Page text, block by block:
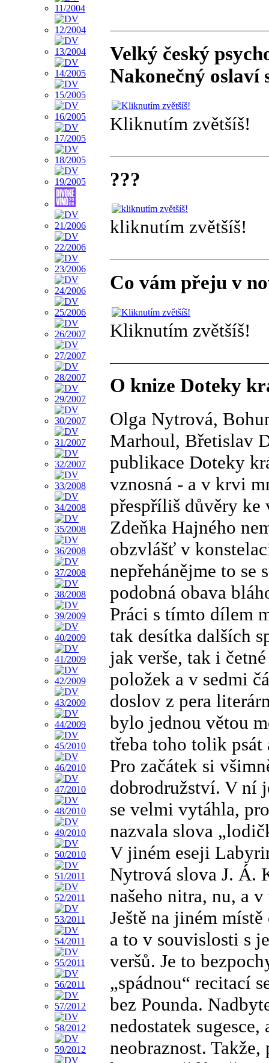
Velký český
Nakonečný oslaví
Kliknutím zvětšíš!
???
kliknutím zvětšíš!
Co vám přeju v
Kliknutím zvětšíš!
O knize Doteky
Olga Nytrová,
Marhoul, Břetislav
publikace Doteky
vznosná - a v krvi
přespříliš důvěry ke
Zdeňka Hajného
obzvlášť v
nepřehánějme to se
podobná obava
Práci s tímto dílem
tak desítka dalších
jak verše, tak i
položek a v sedmi
doslov z pera
bylo jednou větou
třeba toho tolik psát
Pro začátek si
dobrodružství. V ní
se velmi vytáhla,
nazvala slova
V jiném eseji
Nytrová slova J. Á.
našeho nitra, nu, a
Ještě na jiném
a to v souvislosti s
veršů. Je to
„spádnou“ recitací
bez Pounda.
nedostatek
neobraznost.